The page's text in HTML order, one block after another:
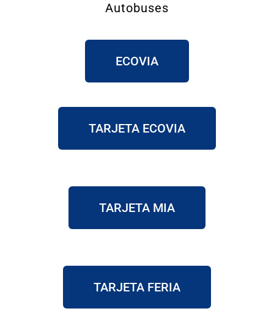
Autobuses
ECOVIA
TARJETA ECOVIA
TARJETA MIA
TARJETA FERIA